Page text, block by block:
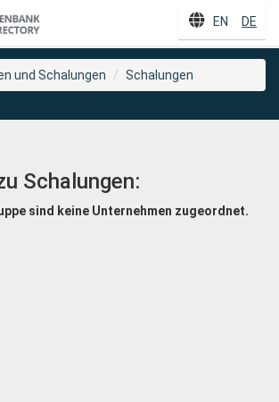
EN DE
und Schalungen Schalungen
Schalungen:
sind keine Unternehmen zugeordnet.